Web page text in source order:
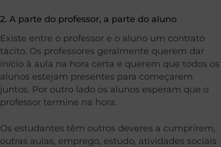
2. A parte do professor, a parte do aluno
Existe entre o professor e o aluno um contrato
tácito. Os professores geralmente querem dar
início à aula na hora certa e querem que todos os
alunos estejam presentes para começarem
juntos. Por outro lado os alunos esperam que o
professor termine na hora.
Os estudantes têm outros deveres a cumprirem,
outras aulas, emprego, estudo, atividades sociais